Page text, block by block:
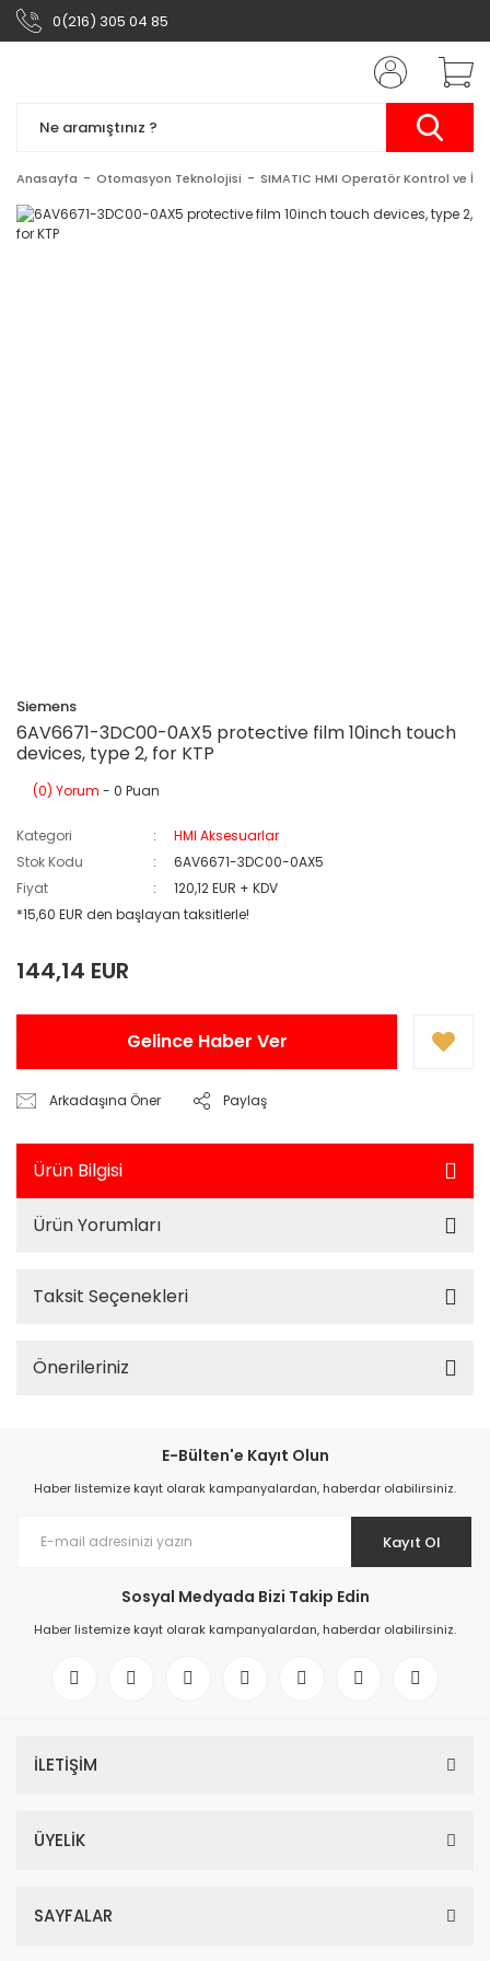
0(216) 305 04 85
Anasayfa Otomasyon Teknolojisi SIMATIC HMI Operatör Kontrol ve
Siemens
6AV6671-3DC00-0AX5 protective film 10inch touch
devices, type 2, for KTP
(0) Yorum - 0 Puan
Kategori
HMI Aksesuarlar
Stok Kodu
6AV6671-3DC00-0AX5
Fiyat
120,12 EUR + KDV
*15,60 EUR den başlayan taksitlerle!
144,14 EUR
Gelince Haber Ver
Arkadaşına Öner Paylaş
Ürün Bilgisi
Ürün Yorumları
Taksit Seçenekleri
Önerileriniz
E-Bülten'e Kayıt Olun
Haber listemize kayıt olarak kampanyalardan, haberdar olabilirsiniz.
Kayıt Ol
Sosyal Medyada Bizi Takip Edin
Haber listemize kayıt olarak kampanyalardan, haberdar olabilirsiniz.
İLETİŞİM
ÜYELİK
SAYFALAR